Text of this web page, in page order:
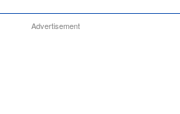
Advertisement